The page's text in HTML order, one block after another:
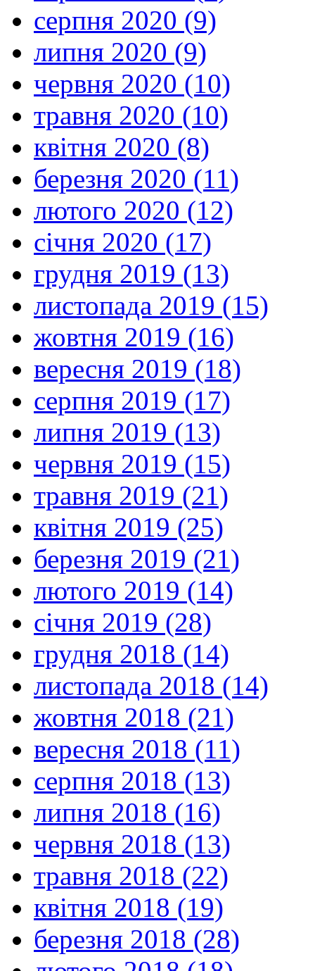
серпня 2020 (9)
липня 2020 (9)
червня 2020 (10)
травня 2020 (10)
квітня 2020 (8)
березня 2020 (11)
лютого 2020 (12)
січня 2020 (17)
грудня 2019 (13)
листопада 2019 (15)
жовтня 2019 (16)
вересня 2019 (18)
серпня 2019 (17)
липня 2019 (13)
червня 2019 (15)
травня 2019 (21)
квітня 2019 (25)
березня 2019 (21)
лютого 2019 (14)
січня 2019 (28)
грудня 2018 (14)
листопада 2018 (14)
жовтня 2018 (21)
вересня 2018 (11)
серпня 2018 (13)
липня 2018 (16)
червня 2018 (13)
травня 2018 (22)
квітня 2018 (19)
березня 2018 (28)